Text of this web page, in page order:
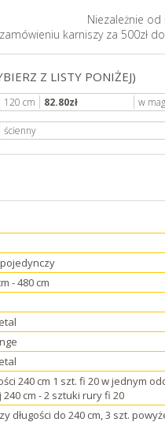
Niezależnie od
karniszy za 500zł
Z LISTY PONIŻEJ)
120 cm 82.80zł w
ścienny
- 480 cm
240 cm 1 szt. fi 20 w jednym
cm - 2 sztuki rury fi 20
długości do 240 cm, 3 szt.